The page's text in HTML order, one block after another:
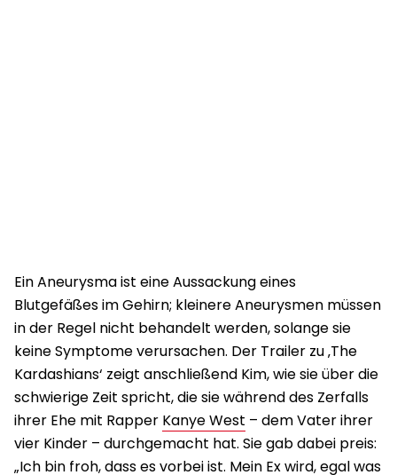
Ein Aneurysma ist eine Aussackung eines
Blutgefäßes im Gehirn; kleinere Aneurysmen müssen
in der Regel nicht behandelt werden, solange sie
keine Symptome verursachen. Der Trailer zu ‚The
Kardashians‘ zeigt anschließend Kim, wie sie über die
schwierige Zeit spricht, die sie während des Zerfalls
ihrer Ehe mit Rapper Kanye West – dem Vater ihrer
vier Kinder – durchgemacht hat. Sie gab dabei preis:
„Ich bin froh, dass es vorbei ist. Mein Ex wird, egal was